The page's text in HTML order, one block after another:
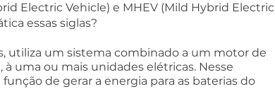
Electric Vehicle) e MHEV (Mild Hybrid Electric
essas siglas?
utiliza um sistema combinado a um motor de
uma ou mais unidades elétricas. Nesse
de gerar a energia para as baterias do